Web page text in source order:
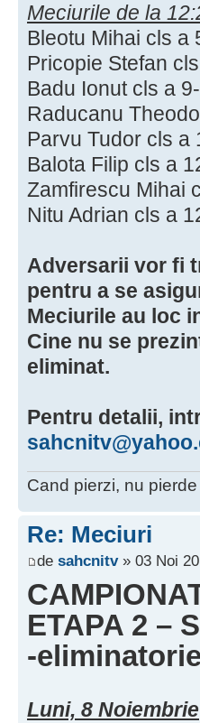
Meciurile de la
Bleotu Mihai cls a
Pricopie Stefan
Badu Ionut cls a
Raducanu
Parvu Tudor cls a
Balota Filip cls a
Zamfirescu Mihai
Nitu Adrian cls a
Adversarii vor fi
pentru a se
Meciurile au loc
Cine nu se
eliminat.
Pentru detalii,
Cand pierzi, nu
Re: Meciuri
de sahcnitv» 03 Noi
ETAPA 2 –
-
Luni, 8 Noiembrie